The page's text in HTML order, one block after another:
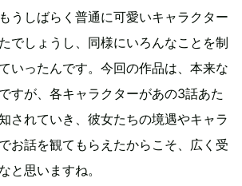
うしばらく普通に可愛いキャラクター
でしょうし、同様にいろんなことを制
いったんです。今回の作品は、本来な
すが、各キャラクターがあの3話あた
されていき、彼女たちの境遇やキャラ
お話を観てもらえたからこそ、広く受
と思いますね。